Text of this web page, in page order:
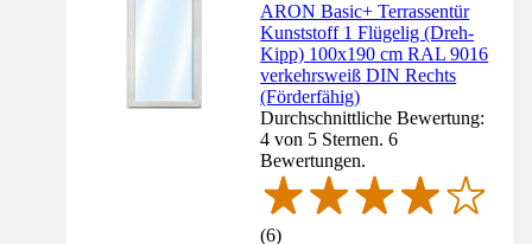
ARON Basic+ Terrassentür
Kunststoff 1 Flügelig (Dreh-
Kipp) 100x190 cm RAL 9016
verkehrsweiß DIN Rechts
(Förderfähig)
Durchschnittliche Bewertung:
4 von 5 Sternen. 6
Bewertungen.
(6)